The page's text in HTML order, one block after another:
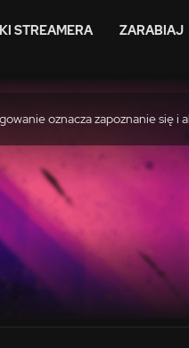
STREAMERA ZARABIAJ
oznacza zapoznanie się i